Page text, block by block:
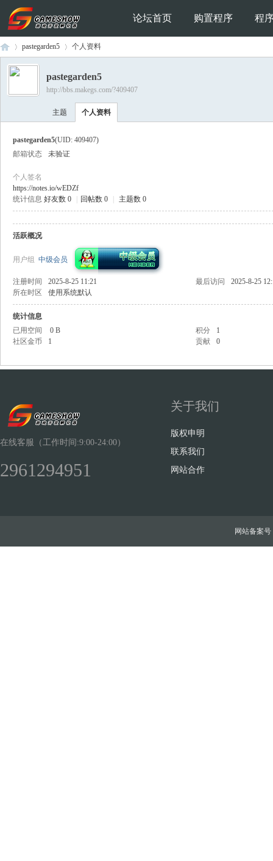
论坛首页 购置程序 程
ow
›
pastegarden5 个人资料
pastegarden5
http://bbs.makegs.com/?409407
主题 个人资料
pastegarden5(UID: 409407)
邮箱状态
未验证
个人签名
https://notes.io/wEDZf
统计信息 好友数 0 回帖数 0 主题数 0
活跃概况
用户组 中级会员
注册时间 2025-8-25 11:21 最后访问
2025-8-25
所在时区
使用系统默认
统计信息
已用空间
0 B 积分
1
社区金币
1 贡献 0
在线客服（工作时间:9:00-24:00）
2961294951
关于我们
版权申明
联系我们
网站合作
网站备案号